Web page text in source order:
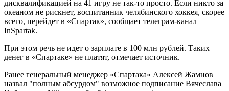
дисквалификацией на 41 игру не так-то просто. Если никто за
океаном не рискнет, воспитанник челябинского хоккея, скорее
всего, перейдет в «Спартак», сообщает телеграм-канал
InSpartak.
При этом речь не идет о зарплате в 100 млн рублей. Таких
денег в «Спартаке» не платят, отмечает источник.
Ранее генеральный менеджер «Спартака» Алексей Жамнов
назвал "полным абсурдом" возможное подписание Вячеслава